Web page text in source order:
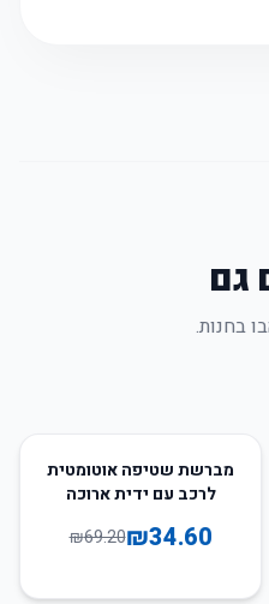
גם
בחנות.
50%מברשת שטיפה אוטומטית
לרכב עם ידית ארוכה
₪34.60
₪69.20